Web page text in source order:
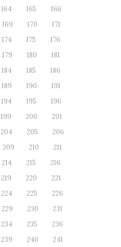
164 165
166
169 170
171
174 175
176
179 180
181
184 185
186
189 190
191
194 195
196
199 200
201
204 205
206
209 210
211
214 215
216
219 220
221
224 225
226
229 230
231
234 235
236
239 240
241